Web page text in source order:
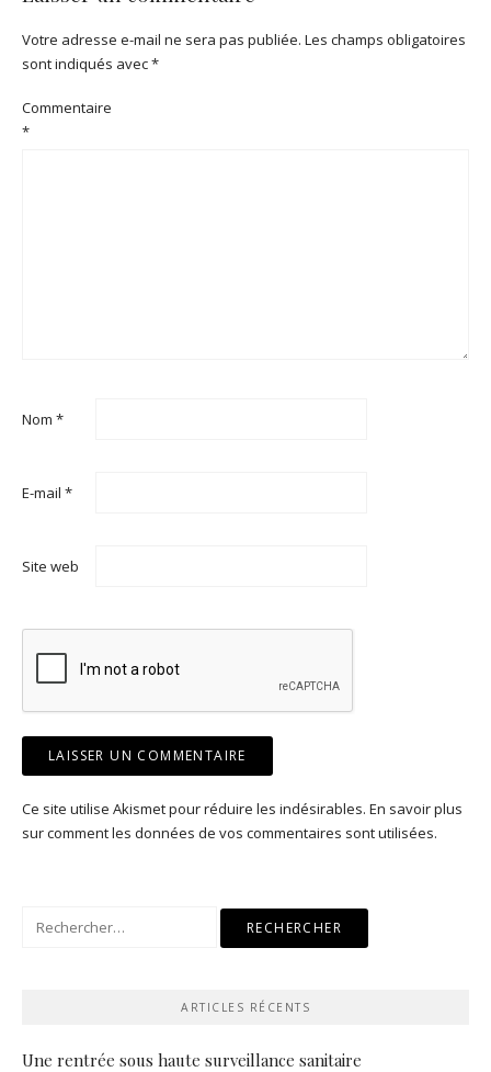
Votre adresse e-mail ne sera pas publiée. Les champs obligatoires
sont indiqués avec*
Commentaire
*
Nom *
E-mail *
Site web
Ce site utilise Akismet pour réduire les indésirables. En savoir plus
sur comment les données de vos commentaires sont utilisées.
Rechercher :
ARTICLES RÉCENTS
Une rentrée sous haute surveillance sanitaire